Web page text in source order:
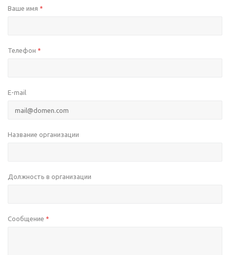
Ваше имя *
Телефон *
E-mail
Название организации
Должность в организации
Сообщение *